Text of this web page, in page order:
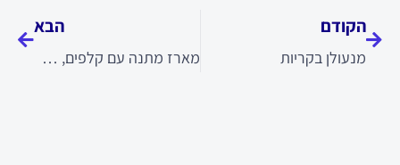
הקודם
מנעולן בקריות
הבא
מארז מתנה עם קלפים, ספר ומחברת מעוצבת